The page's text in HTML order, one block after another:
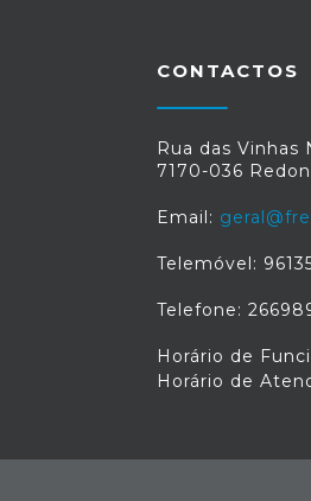
CONTACTOS
Rua das Vinhas
7170-036
Email:
Telemóvel:
Telefone:
Horário de
Horário de